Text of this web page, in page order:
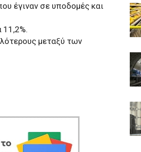
έγιναν σε υποδομές και
μεταξύ των